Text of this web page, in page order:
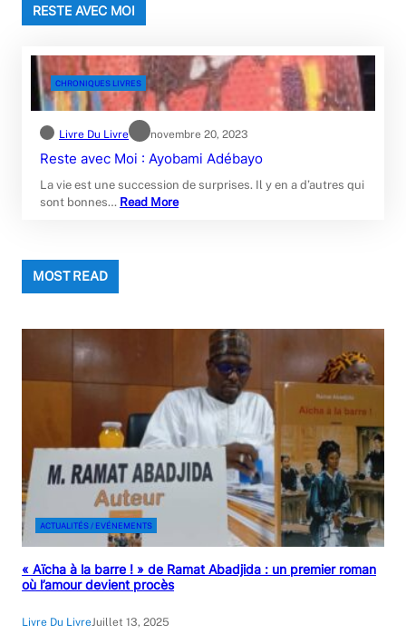
RESTE AVEC MOI
CHRONIQUES LIVRES
Livre Du Livre novembre 20, 2023
Reste avec Moi : Ayobami Adébayo
La vie est une succession de surprises. Il y en a d’autres qui
sont bonnes… Read More
MOST READ
ACTUALITÉS / EVÉNEMENTS
« Aïcha à la barre ! » de Ramat Abadjida : un premier roman
où l’amour devient procès
Livre Du LivreJuillet 13, 2025